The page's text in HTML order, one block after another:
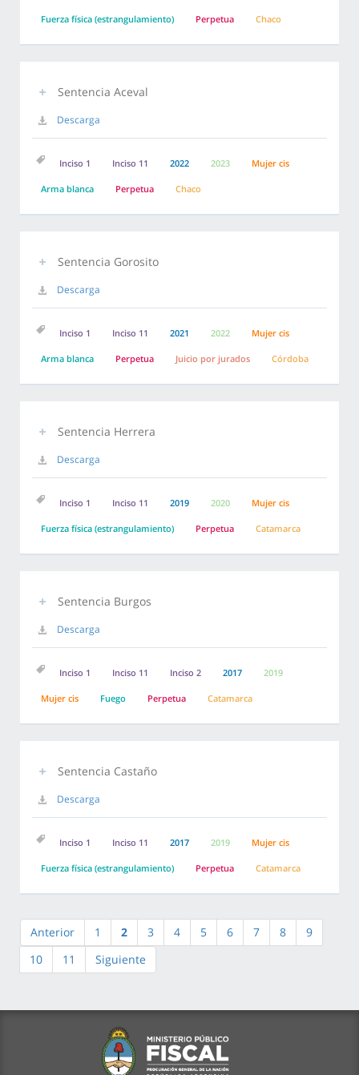
Fuerza física (estrangulamiento) Perpetua Chaco
Sentencia Aceval
Descarga
Inciso 1 Inciso 11 2022 2023 Mujer cis
Arma blanca Perpetua Chaco
Sentencia Gorosito
Descarga
Inciso 1 Inciso 11 2021 2022 Mujer cis
Arma blanca Perpetua Juicio por jurados Córdoba
Sentencia Herrera
Descarga
Inciso 1 Inciso 11 2019 2020 Mujer cis
Fuerza física (estrangulamiento) Perpetua Catamarca
Sentencia Burgos
Descarga
Inciso 1 Inciso 11 Inciso 2 2017 2019
Mujer cis Fuego Perpetua Catamarca
Sentencia Castaño
Descarga
Inciso 1 Inciso 11 2017 2019 Mujer cis
Fuerza física (estrangulamiento) Perpetua Catamarca
Anterior 1 2 3 4 5 6 7 8
9
10
11 Siguiente